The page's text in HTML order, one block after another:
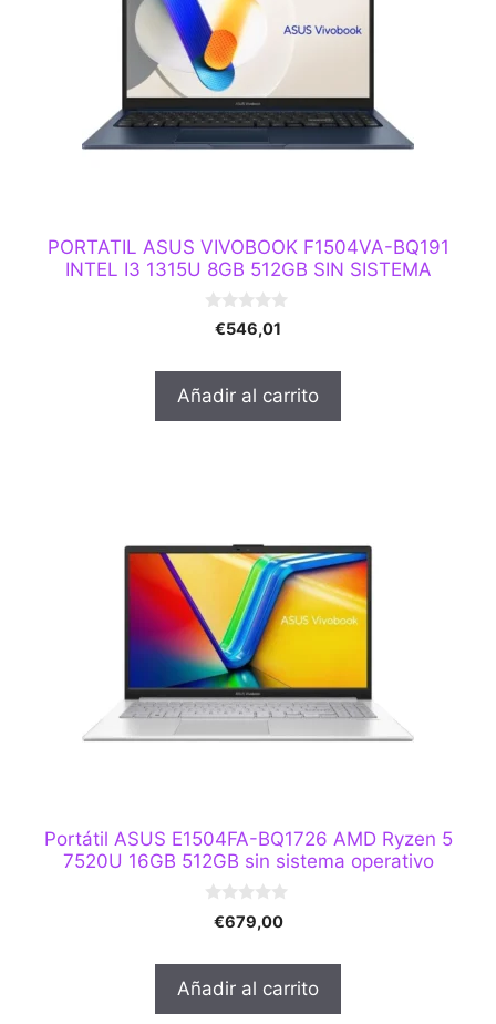
PORTATIL ASUS VIVOBOOK F1504VA-BQ191
INTEL I3 1315U 8GB 512GB SIN SISTEMA
5
€546,01
Añadir al carrito
Portátil ASUS E1504FA-BQ1726 AMD Ryzen 5
7520U 16GB 512GB sin sistema operativo
5
€679,00
Añadir al carrito